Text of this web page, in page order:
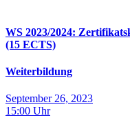
WS 2023/2024:
(15 ECTS)
Weiterbildung
September 26, 2023
15:00 Uhr